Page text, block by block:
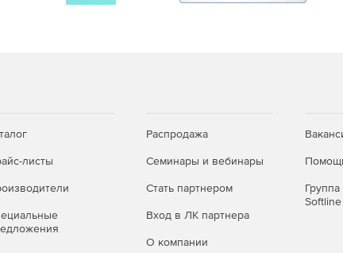
необходимо будет ввести в текущую программу.
нужно будет ввести ключ активации в день
листы
Распродажа
Семинары и вебинары
Стать партнером
Вход в ЛК партнера
О компании
Softline